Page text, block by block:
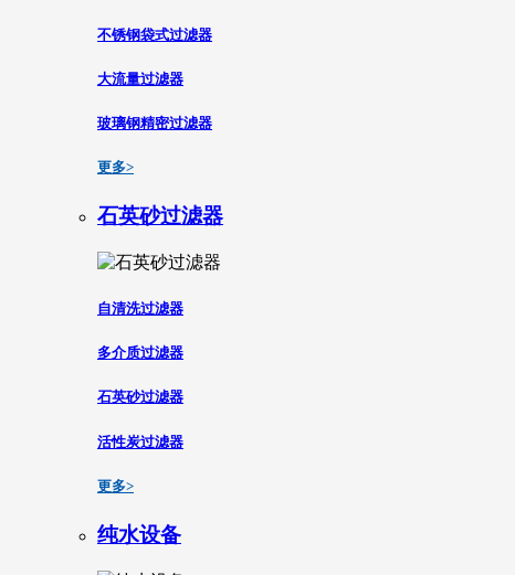
不锈钢袋式过滤器
大流量过滤器
玻璃钢精密过滤器
更多>
石英砂过滤器
自清洗过滤器
多介质过滤器
石英砂过滤器
活性炭过滤器
更多>
纯水设备